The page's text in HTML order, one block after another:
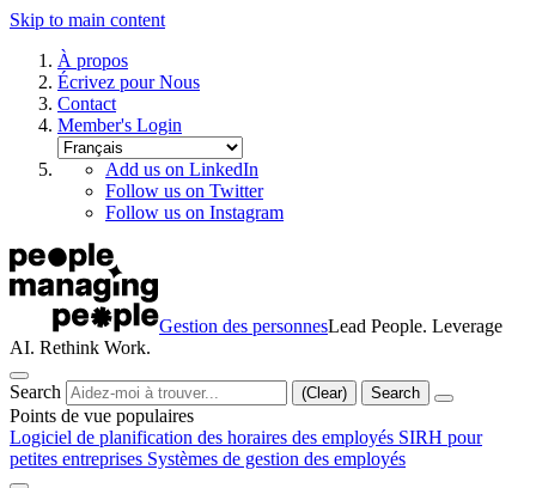
Skip to main content
À propos
Écrivez pour Nous
Contact
Member's Login
Add us on LinkedIn
Follow us on Twitter
Follow us on Instagram
Gestion des personnesLead People. Leverage
AI. Rethink Work.
Search (Clear) Search
Points de vue populaires
Logiciel de planification des horaires des employés SIRH pour
petites entreprises Systèmes de gestion des employés